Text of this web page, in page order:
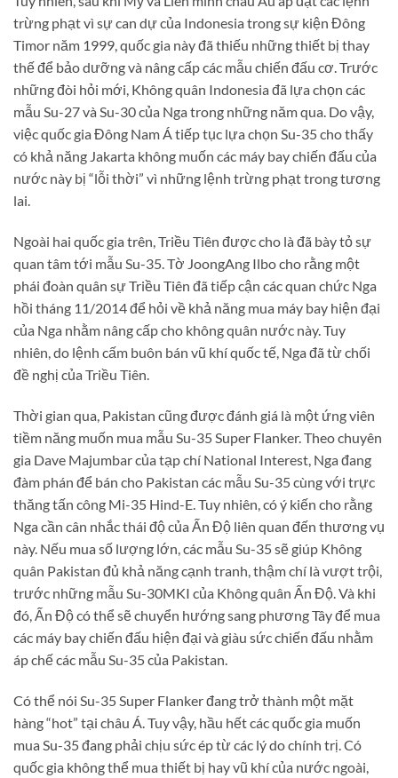
trừng phạt vì sự can dự của Indonesia trong sự kiện Đông
Timor năm 1999, quốc gia này đã thiếu những thiết bị thay
thế để bảo dưỡng và nâng cấp các mẫu chiến đấu cơ. Trước
những đòi hỏi mới, Không quân Indonesia đã lựa chọn các
mẫu Su-27 và Su-30 của Nga trong những năm qua. Do vậy,
việc quốc gia Đông Nam Á tiếp tục lựa chọn Su-35 cho thấy
có khả năng Jakarta không muốn các máy bay chiến đấu của
nước này bị “lỗi thời” vì những lệnh trừng phạt trong tương
lai.
Ngoài hai quốc gia trên, Triều Tiên được cho là đã bày tỏ sự
quan tâm tới mẫu Su-35. Tờ JoongAng Ilbo cho rằng một
phái đoàn quân sự Triều Tiên đã tiếp cận các quan chức Nga
hồi tháng 11/2014 để hỏi về khả năng mua máy bay hiện đại
của Nga nhằm nâng cấp cho không quân nước này. Tuy
nhiên, do lệnh cấm buôn bán vũ khí quốc tế, Nga đã từ chối
đề nghị của Triều Tiên.
Thời gian qua, Pakistan cũng được đánh giá là một ứng viên
tiềm năng muốn mua mẫu Su-35 Super Flanker. Theo chuyên
gia Dave Majumbar của tạp chí National Interest, Nga đang
đàm phán để bán cho Pakistan các mẫu Su-35 cùng với trực
thăng tấn công Mi-35 Hind-E. Tuy nhiên, có ý kiến cho rằng
Nga cần cân nhắc thái độ của Ấn Độ liên quan đến thương vụ
này. Nếu mua số lượng lớn, các mẫu Su-35 sẽ giúp Không
quân Pakistan đủ khả năng cạnh tranh, thậm chí là vượt trội,
trước những mẫu Su-30MKI của Không quân Ấn Độ. Và khi
đó, Ấn Độ có thể sẽ chuyển hướng sang phương Tây để mua
các máy bay chiến đấu hiện đại và giàu sức chiến đấu nhằm
áp chế các mẫu Su-35 của Pakistan.
Có thể nói Su-35 Super Flanker đang trở thành một mặt
hàng “hot” tại châu Á. Tuy vậy, hầu hết các quốc gia muốn
mua Su-35 đang phải chịu sức ép từ các lý do chính trị. Có
quốc gia không thể mua thiết bị hay vũ khí của nước ngoài,